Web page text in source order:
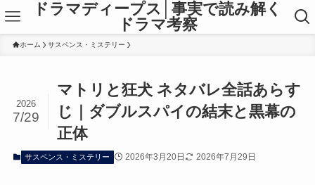
ドラマディープス│事実で読み解く
ドラマ考察
ホーム サスペンス・ミステリー
マトリと狂犬 ネタバレ全話あらす
じ｜ダブルスパイの結末と黒幕の
正体
2026
7/29
サスペンス・ミステリー 2026年3月20日 2026年7月29日